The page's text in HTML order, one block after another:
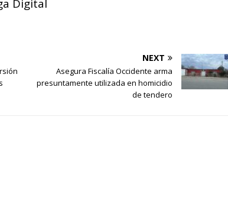
Digital
NEXT
Asegura Fiscalía Occidente arma
presuntamente utilizada en homicidio
de tendero